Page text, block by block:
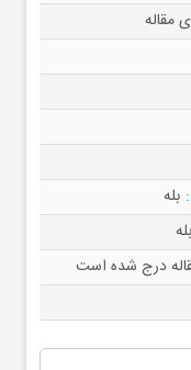
مقاله
بله
بله
درج شده است